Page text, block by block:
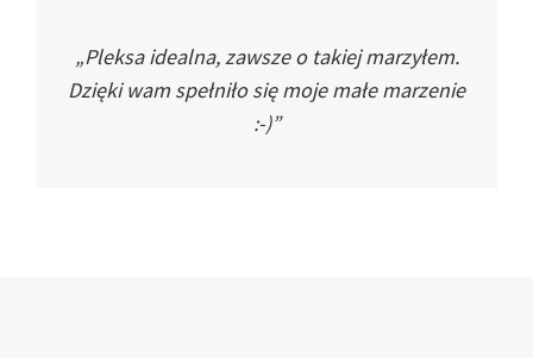
„Pleksa idealna, zawsze o takiej marzyłem.
Dzięki wam spełniło się moje małe marzenie
:-)”